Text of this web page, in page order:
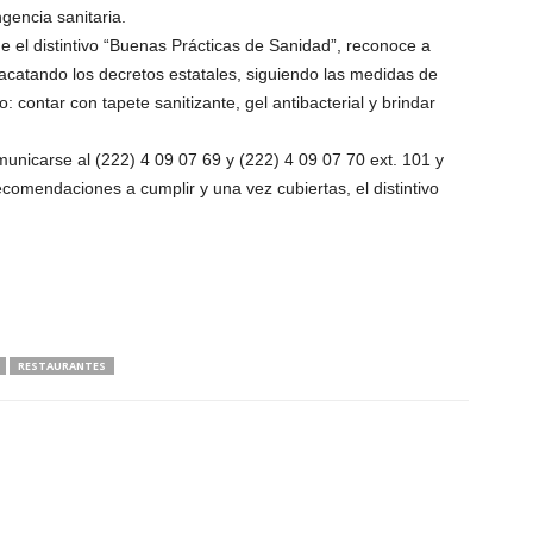
sanitaria.
el distintivo “Buenas Prácticas de Sanidad”, reconoce a
los decretos estatales, siguiendo las medidas de
contar con tapete sanitizante, gel antibacterial y brindar
al (222) 4 09 07 69 y (222) 4 09 07 70 ext. 101 y
a cumplir y una vez cubiertas, el distintivo
RESTAURANTES